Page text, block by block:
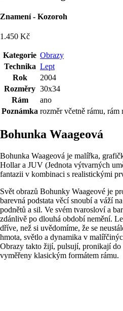
Znamení - Kozoroh
1.450 Kč
Kategorie Obrazy
Technika Lept
Rok
2004
Rozměry 30x34
Rám
ano
Poznámka rozměr včetně rámu, rám
Bohunka Waageová
Bohunka Waageová je malířka,
Hollar a JUV (Jednota výtvarných
fantazii v kombinaci s realistickými
Svět obrazů Bohunky Waageové je
barevná podstata věcí snoubí a váží
podnětů a sil. Ve svém tvarosloví a
zdánlivě po dlouhá období nemění.
dříve, než si uvědomíme, že se
hmota, světlo a dynamika v
Obrazy takto žijí, pulsují, pronikají
vyměřeny klasickým formátem rámu.